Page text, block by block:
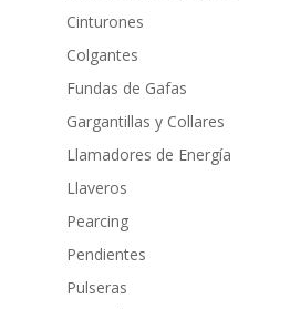
Cinturones
Colgantes
Fundas de Gafas
Gargantillas y Collares
Llamadores de Energía
Llaveros
Pearcing
Pendientes
Pulseras